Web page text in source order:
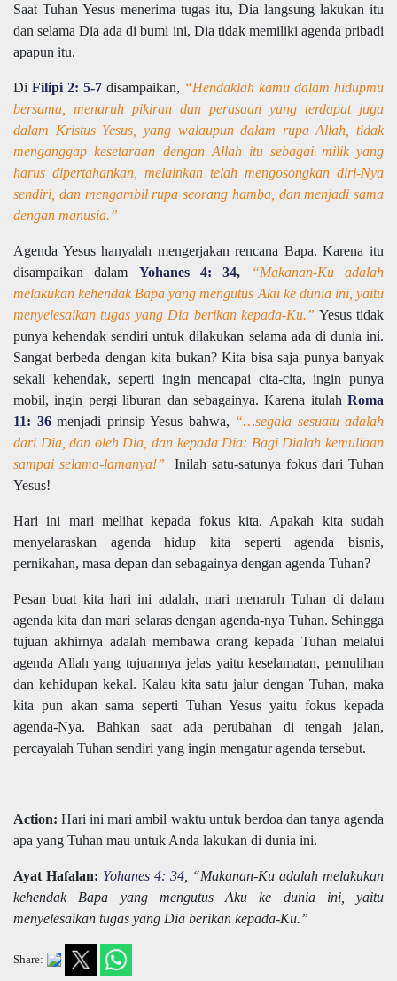
Saat Tuhan Yesus menerima tugas itu, Dia langsung lakukan itu
dan selama Dia ada di bumi ini, Dia tidak memiliki agenda pribadi
apapun itu.
Di Filipi 2: 5-7 disampaikan, “Hendaklah kamu dalam hidupmu
bersama, menaruh pikiran dan perasaan yang terdapat juga
dalam Kristus Yesus, yang walaupun dalam rupa Allah, tidak
menganggap kesetaraan dengan Allah itu sebagai milik yang
harus dipertahankan, melainkan telah mengosongkan diri-Nya
sendiri, dan mengambil rupa seorang hamba, dan menjadi sama
dengan manusia.”
Agenda Yesus hanyalah mengerjakan rencana Bapa. Karena itu
disampaikan dalam Yohanes 4: 34,
“Makanan-Ku adalah
melakukan kehendak Bapa yang mengutus Aku ke dunia ini, yaitu
menyelesaikan tugas yang Dia berikan kepada-Ku.” Yesus tidak
punya kehendak sendiri untuk dilakukan selama ada di dunia ini.
Sangat berbeda dengan kita bukan? Kita bisa saja punya banyak
sekali kehendak, seperti ingin mencapai cita-cita, ingin punya
mobil, ingin pergi liburan dan sebagainya. Karena itulah Roma
11: 36menjadi prinsip Yesus bahwa, “…segala sesuatu adalah
dari Dia, dan oleh Dia, dan kepada Dia: Bagi Dialah kemuliaan
sampai selama-lamanya!”
Inilah satu-satunya fokus dari Tuhan
Yesus!
Hari ini mari melihat kepada fokus kita. Apakah kita sudah
menyelaraskan agenda hidup kita seperti agenda bisnis,
pernikahan, masa depan dan sebagainya dengan agenda Tuhan?
Pesan buat kita hari ini adalah, mari menaruh Tuhan di dalam
agenda kita dan mari selaras dengan agenda-nya Tuhan. Sehingga
tujuan akhirnya adalah membawa orang kepada Tuhan melalui
agenda Allah yang tujuannya jelas yaitu keselamatan, pemulihan
dan kehidupan kekal. Kalau kita satu jalur dengan Tuhan, maka
kita pun akan sama seperti Tuhan Yesus yaitu fokus kepada
agenda-Nya. Bahkan saat ada perubahan di tengah jalan,
percayalah Tuhan sendiri yang ingin mengatur agenda tersebut.
Action: Hari ini mari ambil waktu untuk berdoa dan tanya agenda
apa yang Tuhan mau untuk Anda lakukan di dunia ini.
Ayat Hafalan: Yohanes 4: 34 , “Makanan-Ku adalah melakukan
kehendak Bapa yang mengutus Aku ke dunia ini, yaitu
menyelesaikan tugas yang Dia berikan kepada-Ku.”
Share: